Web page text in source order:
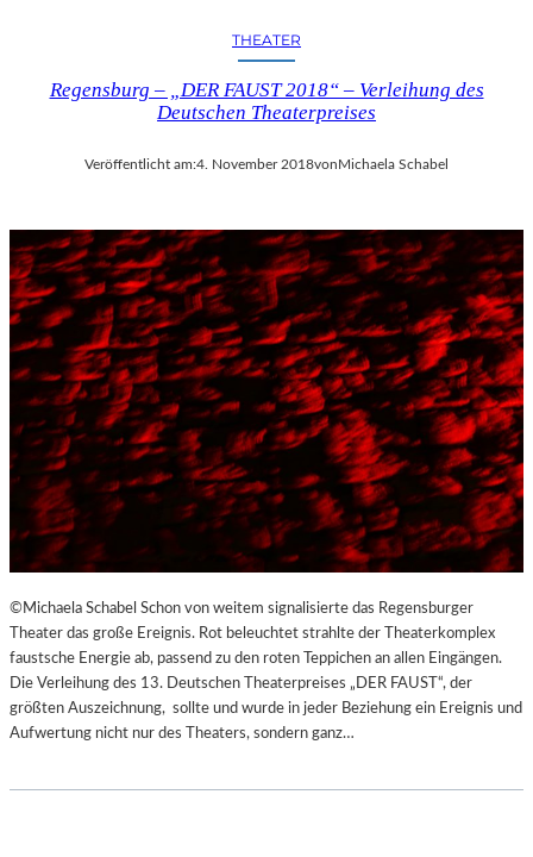
THEATER
Regensburg – „DER FAUST 2018“ – Verleihung des
Deutschen Theaterpreises
Veröffentlicht am:4. November 2018von Michaela Schabel
©Michaela Schabel Schon von weitem signalisierte das Regensburger
Theater das große Ereignis. Rot beleuchtet strahlte der Theaterkomplex
faustsche Energie ab, passend zu den roten Teppichen an allen Eingängen.
Die Verleihung des 13. Deutschen Theaterpreises „DER FAUST“, der
größten Auszeichnung, sollte und wurde in jeder Beziehung ein Ereignis und
Aufwertung nicht nur des Theaters, sondern ganz…